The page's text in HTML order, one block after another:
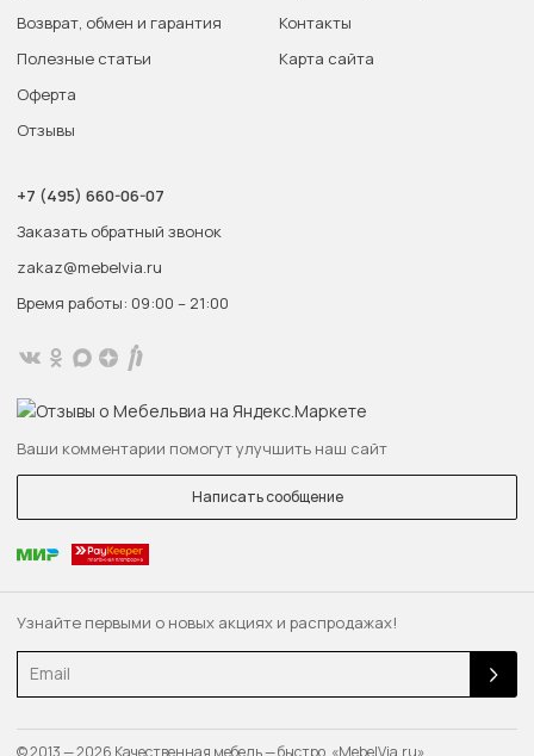
Узнайте первыми о новых акциях и распродажах!
Email
Возврат, обмен и гарантия
Полезные статьи
Оферта
Отзывы
Контакты
Карта сайта
+7 (495) 660-06-07
Заказать обратный звонок
zakaz@mebelvia.ru
Время работы: 09:00 – 21:00
Ваши комментарии помогут улучшить наш сайт
Написать сообщение
© 2013 — 2026 Качественная мебель — быстро. «MebelVia.ru»